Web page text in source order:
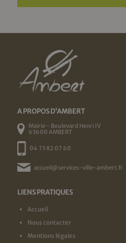
A PROPOS D'AMBERT
Mairie - Boulevard Henri IV
63600 AMBERT
04 73 82 07 60
accueil@services-ville-ambert.fr
LIENS PRATIQUES
Accueil
Nous contacter
Mentions légales